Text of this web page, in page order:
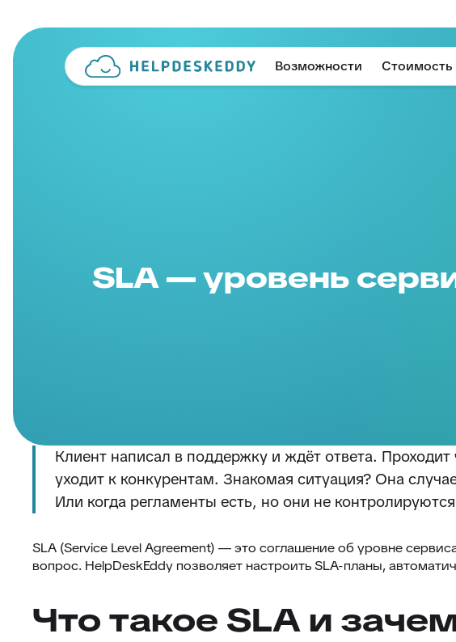
Возможности Стоимость
SLA — уровень
Клиент написал в поддержку и ждёт ответа.
уходит к конкурентам. Знакомая ситуация? Она
Или когда регламенты есть, но они не
SLA (Service Level Agreement) — это соглашение об уровне
вопрос. HelpDeskEddy позволяет настроить SLA-планы,
Что такое SLA и